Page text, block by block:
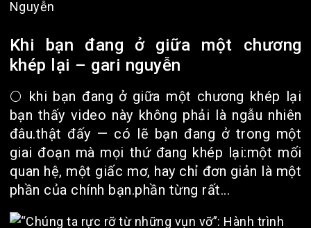
Khi bạn đang ở giữa một chương
khép lại – gari nguyễn
🌕 khi bạn đang ở giữa một chương khép lại
bạn thấy video này không phải là ngẫu nhiên
đâu.thật đấy — có lẽ bạn đang ở trong một
giai đoạn mà mọi thứ đang khép lại:một mối
quan hệ, một giấc mơ, hay chỉ đơn giản là một
phần của chính bạn.phần từng rất...